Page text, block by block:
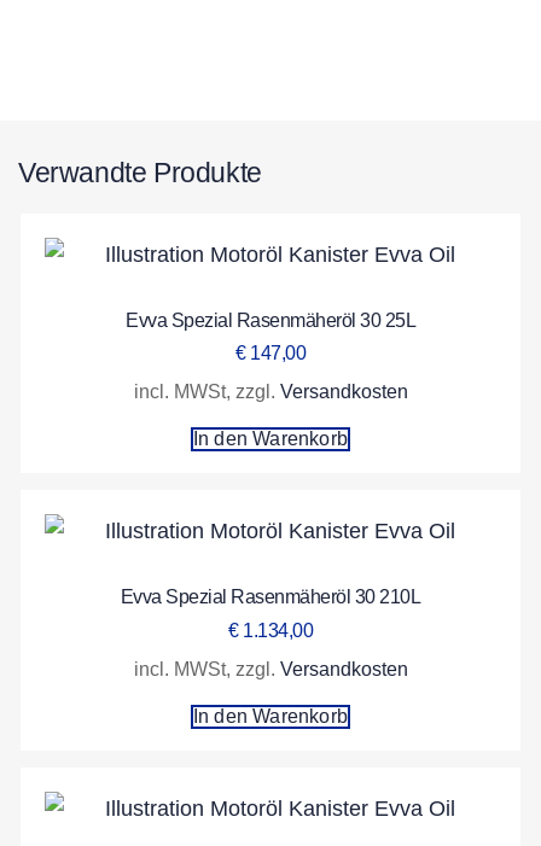
Verwandte Produkte
Evva Spezial Rasenmäheröl 30 25L
€147,00
incl. MWSt, zzgl. Versandkosten
In den Warenkorb
Evva Spezial Rasenmäheröl 30 210L
€1.134,00
incl. MWSt, zzgl. Versandkosten
In den Warenkorb